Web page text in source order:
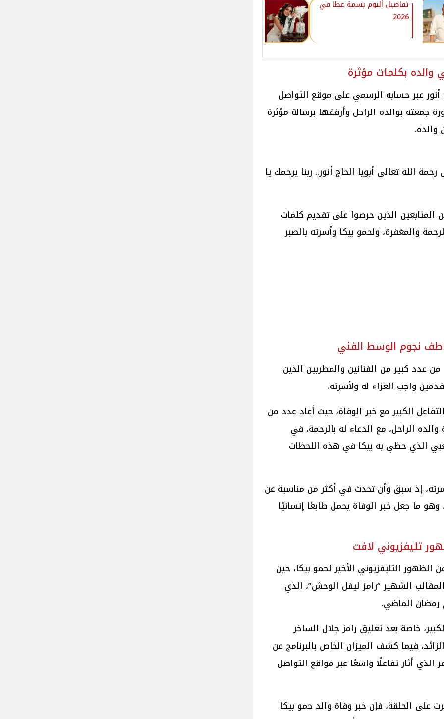
تفاصيل ألبوم بسمة عطا في
2026
والده بكلمات مؤثرة
أنور عبر حسابه الرسمي على موقع التواصل
جمعته بوالده الراحل وأرفقها برسالة مؤثرة
والده.
الله تعالى أبويا الحاج أنور.. ربنا يرحمك يا
المتابعين الذين حرصوا على تقديم كلمات
والمغفرة، ولحمو بيكا وأسرته بالصبر
نجوم الوسط الفني
من عدد كبير من الفنانين والمطربين الذين
واجب العزاء له ولأسرته.
الكبير مع خبر الوفاة، حيث أعاد عدد من
الراحل، مع الدعاء له بالرحمة، في
الذي حظي به بيكا في هذه اللحظات
إذ سبق وأن تحدث في أكثر من مناسبة عن
ما جعل خبر الوفاة يحمل طابعًا إنسانيًا
تليفزيوني لافت
الظهور التليفزيوني الأخير لحمو بيكا، حين
الشهير “رامز ليفل الوحش”، الذي
رمضان الماضي.
خاصة بعد تعليق رامز جلال الساخر
فيما كشف الميزان الخاص بالبرنامج عن
الأمر الذي أثار تفاعلًا واسعًا عبر مواقع التواصل
على الحلقة، فإن خبر وفاة والد حمو بيكا